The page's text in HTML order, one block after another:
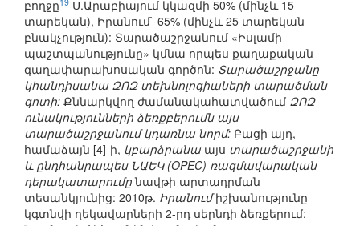
բողջը
Ս.Արաբիայում կկազմի 50% (մինչև 15
տարեկան), Իրանում` 65% (մինչև 25 տարեկան
բնակչություն): Տարածաշրջանում «Իսլամի
պաշտպանությունը» կմնա որպես քաղաքական
գաղափարախոսական գործոն: Տարածաշրջանը
կհանդիսանա ԶՈԶ տեխնոլոգիաների տարածման
գոտի: Քննարկվող ժամանակահատվածում ԶՈԶ
ունակությունների ձեռքբերումն այս
տարածաշրջանում կդառնա նորմ: Բացի այդ,
համաձայն [4]-ի, կբարձրանաայս տարածաշրջանի
և ընդհանրապես ՆԱԵԿ (OPEC) ռազմավարական
դերակատարումընավթի արտադրման
տեսանկյունից: 2010թ. Իրանումիշխանությունը
կգտնվի ղեկավարների 2-րդ սերնդի ձեռքերում: